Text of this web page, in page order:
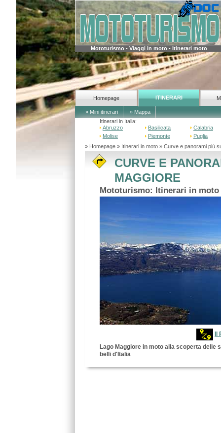
Mototurismo - Viaggi in moto - Itinerari moto
Homepage ITINERARI
» Mini itinerari
» Mappa
Itinerari in Italia:
Abruzzo
Basilicata
Calabria
Molise
Piemonte
Puglia
» Homepage » Itinerari in moto» Curve e panorami
CURVE E
MAGGIORE
Mototurismo: Itinerari in moto
Lago Maggiore in moto alla scoperta delle
belli d'Italia